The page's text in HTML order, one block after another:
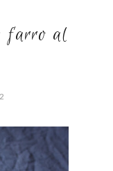
farro al